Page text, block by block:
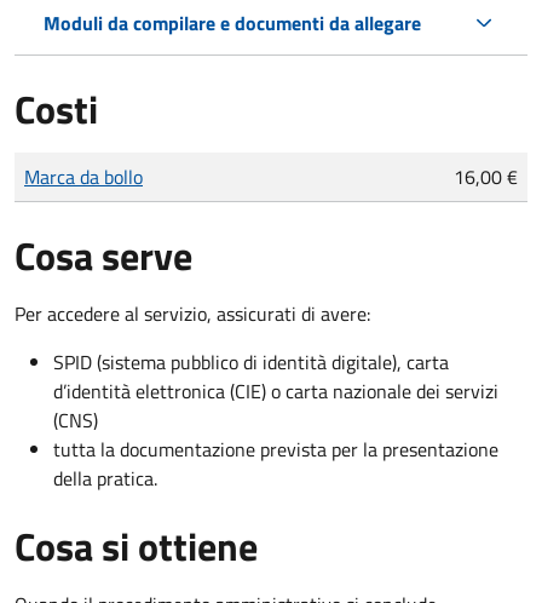
Moduli da compilare e documenti da allegare
Costi
Tipo di pagamento
Importo
Marca da bollo 16,00 €
Cosa serve
Per accedere al servizio, assicurati di avere:
SPID (sistema pubblico di identità digitale), carta
d’identità elettronica (CIE) o carta nazionale dei servizi
(CNS)
tutta la documentazione prevista per la presentazione
della pratica.
Cosa si ottiene